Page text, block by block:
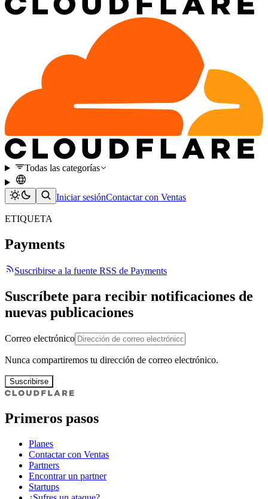
Todas las categorías
Iniciar sesiónContactar con Ventas
ETIQUETA
Payments
Suscribirse a la fuente RSS de Payments
Suscríbete para recibir notificaciones de
nuevas publicaciones
Correo electrónico
Nunca compartiremos tu dirección de correo electrónico.
Suscribirse
Primeros pasos
Planes
Contactar con Ventas
Partners
Encontrar un partner
Startups